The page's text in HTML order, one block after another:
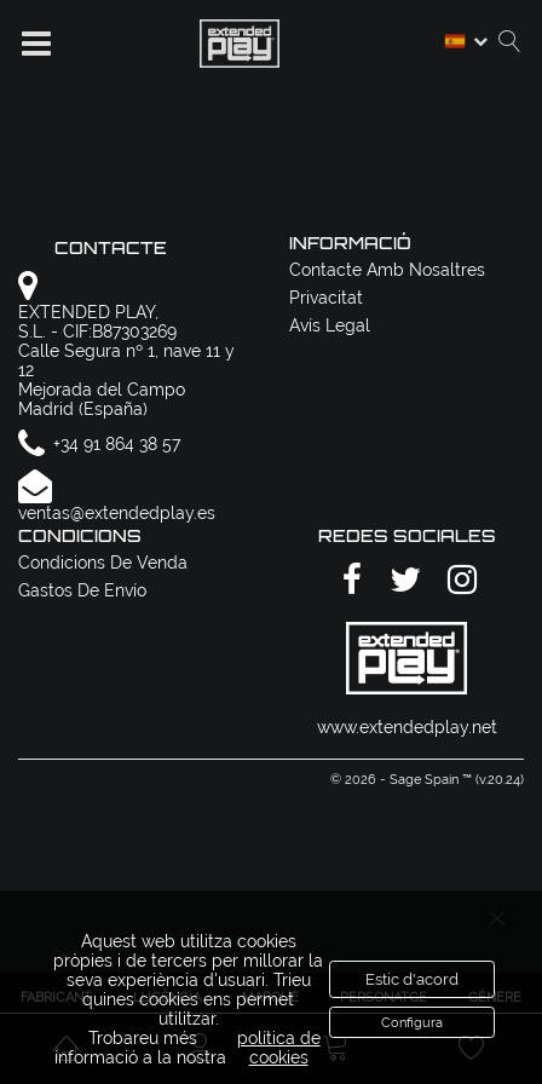
FABRICANT LLICÈNCIA MARQUE PERSONATGE GÈNERE
CONTACTE
EXTENDED PLAY,
S.L. - CIF:B87303269
Calle Segura nº 1, nave 11 y
12
Mejorada del Campo
Madrid (España)
+34 91 864 38 57
ventas@extendedplay.es
INFORMACIÓ
Contacte Amb Nosaltres
Privacitat
Avís Legal
CONDICIONS
Condicions De Venda
Gastos De Envío
REDES SOCIALES
www.extendedplay.net
© 2026 - Sage Spain ™ (v.20.24)
Aquest web utilitza cookies
pròpies i de tercers per millorar la
seva experiència d'usuari. Trieu
quines cookies ens permet
utilitzar.
Trobareu més
informació a la nostra
política de
cookies
Estic d'acord
Configura